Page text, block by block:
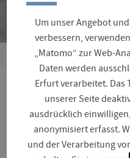
Sie
sind
hier:
Aktuelles
2026/27
Um unser Angebot
verbessern,
„Matomo“ zur Web-
Daten werden
Erfurt verarbeitet. Das
unserer Seite
ausdrücklich
anonymisiert erfasst.
und der Verarbeitung